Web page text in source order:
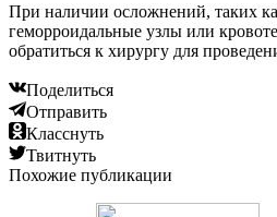
При наличии осложнений, таких
геморроидальные узлы или
обратиться к хирургу для
Поделиться
Отправить
Класснуть
Твитнуть
Похожие публикации